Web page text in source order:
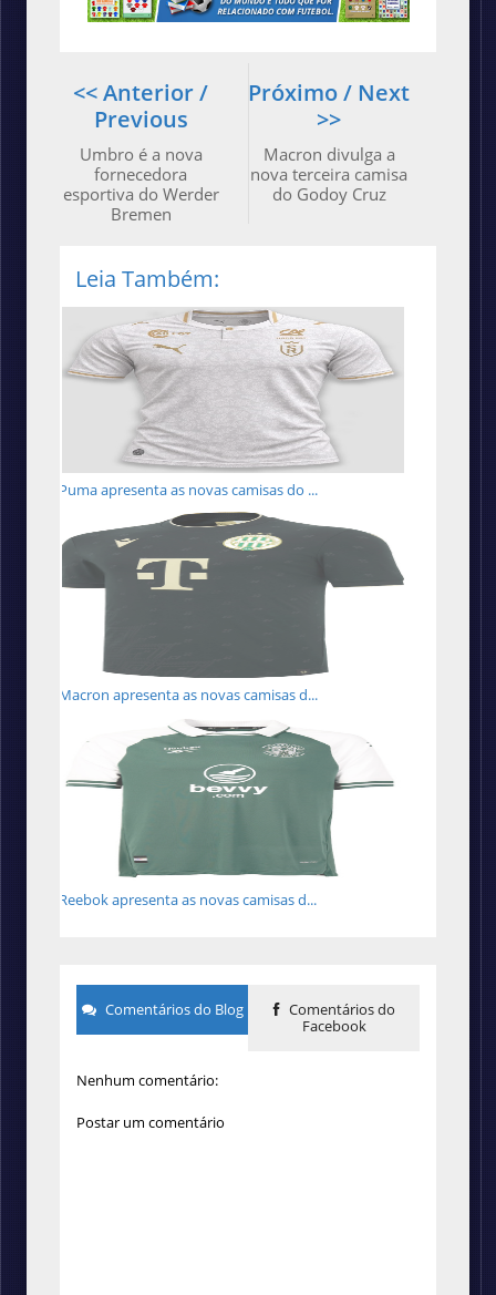
Próximo / Next
>>
Macron divulga a
nova terceira camisa
do Godoy Cruz
<< Anterior /
Previous
Umbro é a nova
fornecedora
esportiva do Werder
Bremen
Leia Também:
Puma apresenta as novas camisas do ...
Macron apresenta as novas camisas d...
Reebok apresenta as novas camisas d...
Comentários do Blog
Comentários do
Facebook
Nenhum comentário:
Postar um comentário